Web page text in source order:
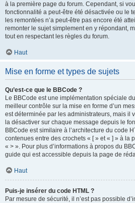
à la première page du forum. Cependant, si
fonctionnalité a peut-être été désactivée ou le
les remontées n’a peut-être pas encore été
remonter le sujet simplement en y répondant,
tout en respectant les règles du forum.
Haut
Mise en forme et types de sujets
Qu’est-ce que le BBCode ?
Le BBCode est une implémentation spéciale
meilleur contrôle sur la mise en forme d’un
est déterminée par les administrateurs, mais il
la désactiver sur chaque message depuis le
BBCode est similaire à l’architecture du code
contenues entre des crochets « [ » et « ] » à la
« > ». Pour plus d’informations à propos du
guide qui est accessible depuis la page de
Haut
Puis-je insérer du code HTML ?
Par mesure de sécurité, il n’est pas possible